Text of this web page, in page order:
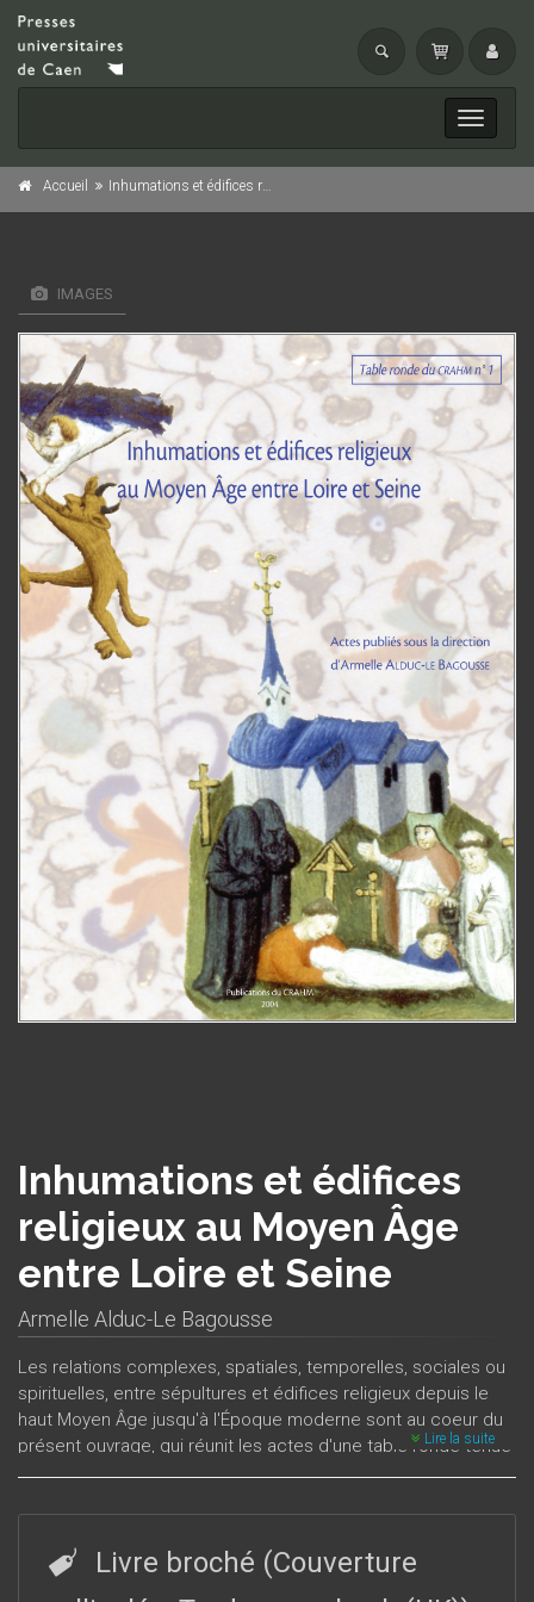
Toggle
Accueil Inhumations et édifices religieux au Moyen Âge entre Loire et Seine
IMAGES
Inhumations et édifices
religieux au Moyen Âge
entre Loire et Seine
Armelle Alduc-Le Bagousse
Les relations complexes, spatiales, temporelles, sociales ou
spirituelles, entre sépultures et édifices religieux depuis le
haut Moyen Âge jusqu'à l'Époque moderne sont au coeur du
présent ouvrage, qui réunit les actes d'une table ronde tenue
à l'université de Caen Basse-Normandie en octobre 2003.
l'emplacement des tombes, l'identité, le statut des inhumés
et leur commémoration sont examinés, selon des
Lire la suite
Livre broché (Couverture